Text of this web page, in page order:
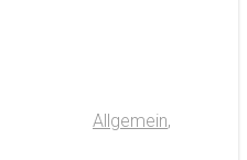
Allgemein,